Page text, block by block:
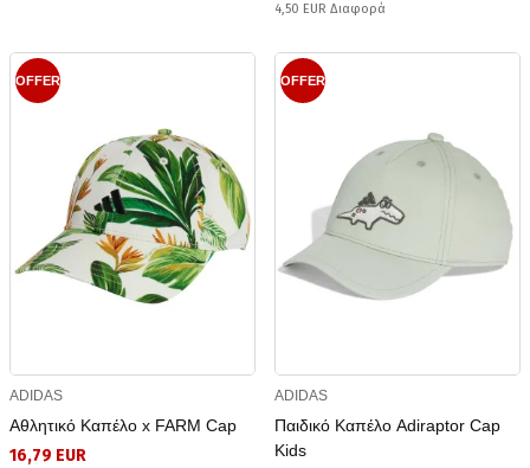
4,50 EUR Διαφορά
OFFER
ADIDAS
Αθλητικό Καπέλο x FARM Cap
16,79 EUR
OFFER
ADIDAS
Παιδικό Καπέλο Adiraptor Cap
Kids